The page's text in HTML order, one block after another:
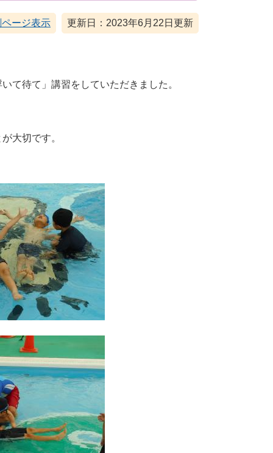
ージ表示 更新日：2023年6月22日更新
て待て」講習をしていただきました。
大切です。